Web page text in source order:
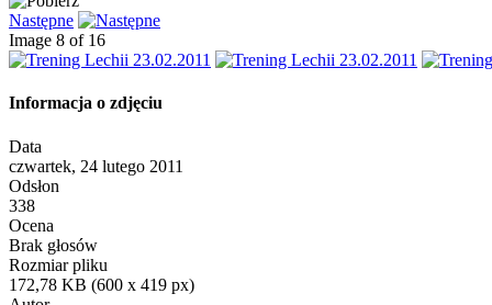
Następne
Image 8 of 16
Informacja o zdjęciu
Data
czwartek, 24 lutego 2011
Odsłon
338
Ocena
Brak głosów
Rozmiar pliku
172,78 KB (600 x 419 px)